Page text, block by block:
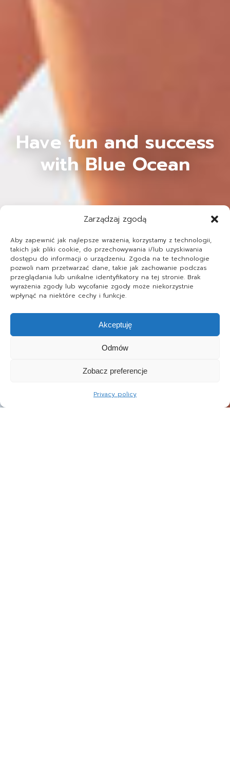
Zarządzaj zgodą
Aby zapewnić jak najlepsze wrażenia, korzystamy z technologii,
takich jak pliki cookie, do przechowywania i/lub uzyskiwania
dostępu do informacji o urządzeniu. Zgoda na te technologie
pozwoli nam przetwarzać dane, takie jak zachowanie podczas
przeglądania lub unikalne identyfikatory na tej stronie. Brak
wyrażenia zgody lub wycofanie zgody może niekorzystnie
wpłynąć na niektóre cechy i funkcje.
Akceptuję
Odmów
Zobacz preferencje
Privacy policy
Have fun and success
with Blue Ocean